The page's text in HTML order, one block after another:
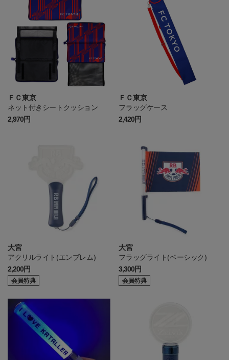
ＦＣ東京
ネット付きシートクッション
2,970円
ＦＣ東京
フラッグケース
2,420円
大宮
アクリルライト(エンブレム)
2,200円
会員特典
大宮
フラッグライト(ベーシック)
3,300円
会員特典